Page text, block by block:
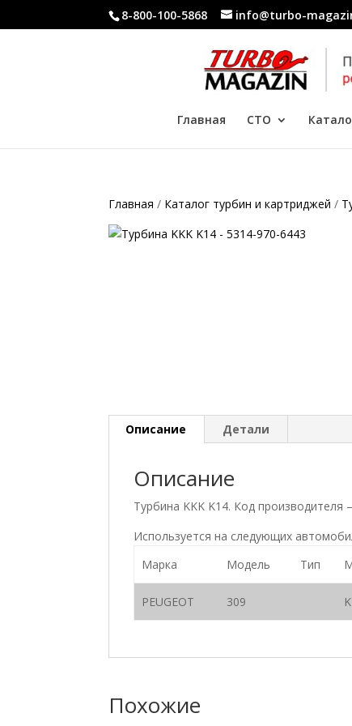
8-800-100-5868 info@turbo-
Главная СТО
Главная / Каталог турбин и картриджей /
Описание Детали
Описание
Турбина KKK K14. Код
Используется на следующих
Марка
Модель Тип
PEUGEOT 309
Похожие